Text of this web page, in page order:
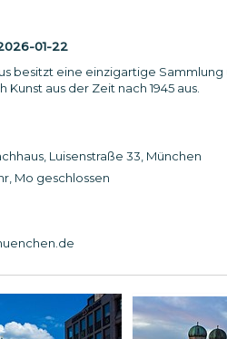
01-22
besitzt eine einzigartige
aus der Zeit nach 1945 aus.
Luisenstraße 33, München
Mo geschlossen